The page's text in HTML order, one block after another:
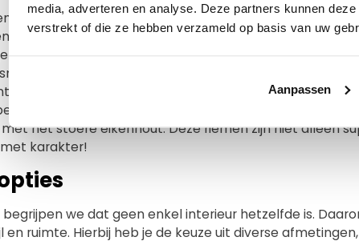
media, adverteren en analyse. Deze partners kunnen
verstrekt of die ze hebben verzameld op basis van uw
Aanpassen
in jouw huis wat leven inblazen? Geef ze dan een
voegen niet alleen stijl toe aan je interieur, maar
op verschillende manieren kunt bevestigen. Zo is er
Dan is een
helemaal
in de lucht zweeft. Dit geeft je muur een moderne,
van de industriële stijl? Ga dan voor een
eiken
het stoere eikenhout. Deze riemen zijn niet alleen
karakter!
begrijpen we dat geen enkel interieur hetzelfde is.
en ruimte. Hierbij heb je de keuze uit diverse